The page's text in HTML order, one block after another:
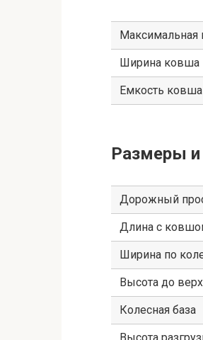
Максимальная
Ширина ковша
Емкость
Размеры и
Дорожный
Длина с
Ширина по
Высота до
Колесная база
Высота